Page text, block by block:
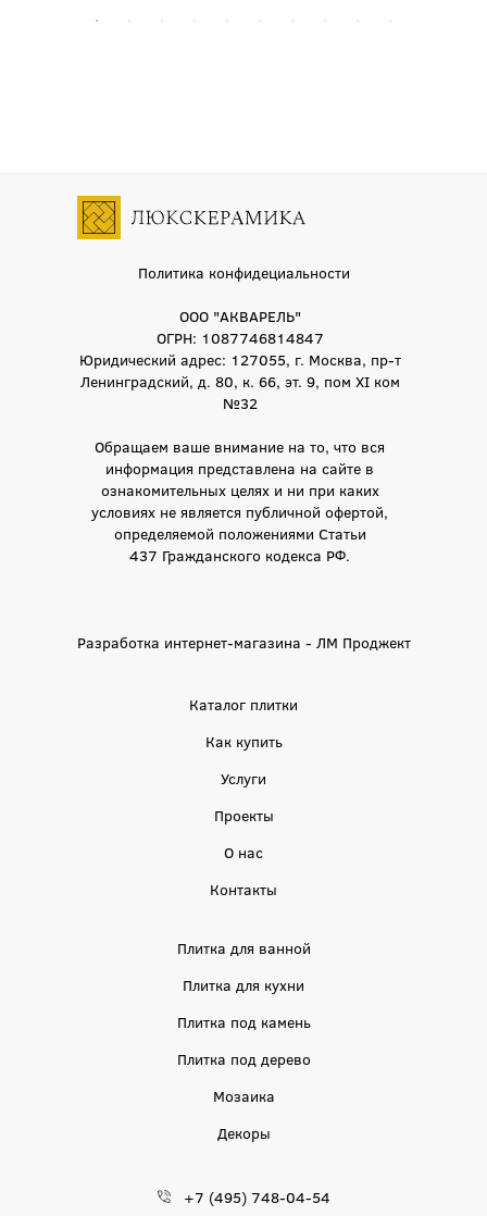
Политика конфидециальности
ООО "АКВАРЕЛЬ"
ОГРН: 1087746814847
Юридический адрес: 127055, г. Москва, пр-т
Ленинградский, д. 80, к. 66, эт. 9, пом XI ком
№32
Обращаем ваше внимание на то, что вся
информация представлена на сайте в
ознакомительных целях и ни при каких
условиях не является публичной офертой,
определяемой положениями Статьи
437 Гражданского кодекса РФ.
Разработка интернет-магазина - ЛМ Проджект
Каталог плитки
Как купить
Услуги
Проекты
О нас
Контакты
Плитка для ванной
Плитка для кухни
Плитка под камень
Плитка под дерево
Мозаика
Декоры
+7 (495) 748-04-54